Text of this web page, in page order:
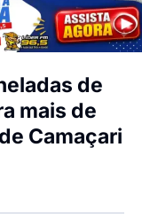
de
mais de
Camaçari